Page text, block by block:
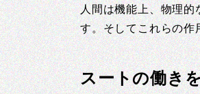
人間は機能上、物理
す。そしてこれらの
スートの働き